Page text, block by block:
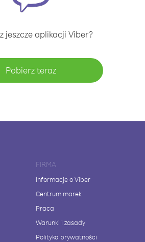
jeszcze aplikacji Viber?
Pobierz teraz
FIRMA
Informacje o Viber
Centrum marek
Praca
Warunki i zasady
Polityka prywatności